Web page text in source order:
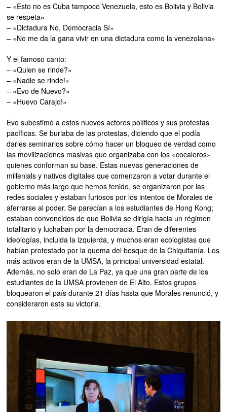
– «Esto no es Cuba tampoco Venezuela, esto es Bolivia y Bolivia
se respeta»
– «Dictadura No, Democracia Sí»
– «No me da la gana vivir en una dictadura como la venezolana»
Y el famoso canto:
– «Quien se rinde?»
– «Nadie se rinde!»
– «Evo de Nuevo?»
– «Huevo Carajo!»
Evo subestimó a estos nuevos actores políticos y sus protestas
pacíficas. Se burlaba de las protestas, diciendo que el podía
darles seminarios sobre cómo hacer un bloqueo de verdad como
las movilizaciones masivas que organizaba con los «cocaleros»
quienes conforman su base. Estas nuevas generaciones de
millenials y nativos digitales que comenzaron a votar durante el
gobierno más largo que hemos tenido, se organizaron por las
redes sociales y estaban furiosos por los intentos de Morales de
aferrarse al poder. Se parecían a los estudiantes de Hong Kong;
estaban convencidos de que Bolivia se dirigía hacia un régimen
totalitario y luchaban por la democracia. Eran de diferentes
ideologías, incluida la izquierda, y muchos eran ecologistas que
habían protestado por la quema del bosque de la Chiquitanía. Los
más activos eran de la UMSA, la principal universidad estatal.
Además, no solo eran de La Paz, ya que una gran parte de los
estudiantes de la UMSA provienen de El Alto. Estos grupos
bloquearon el país durante 21 días hasta que Morales renunció, y
consideraron esta su victoria.